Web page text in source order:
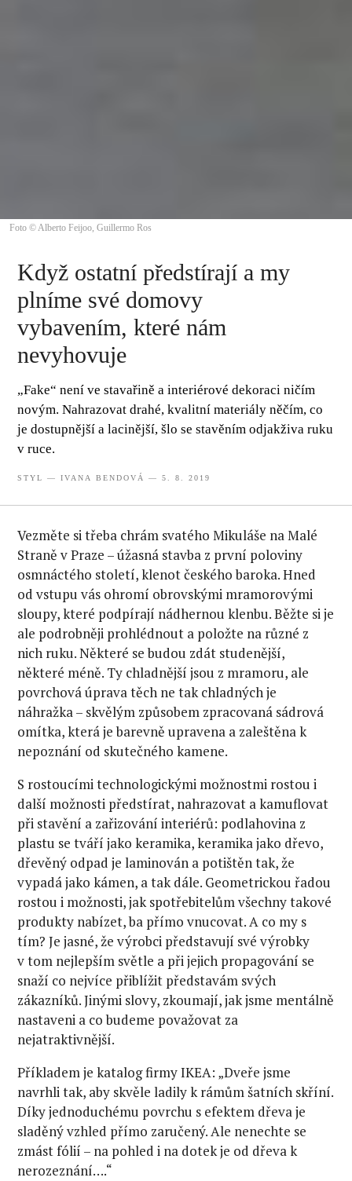
Foto © Alberto Feijoo, Guillermo Ros
Když ostatní předstírají a my
plníme své domovy
vybavením, které nám
nevyhovuje
„Fake“ není ve stavařině a interiérové dekoraci ničím
novým. Nahrazovat drahé, kvalitní materiály něčím, co
je dostupnější a lacinější, šlo se stavěním odjakživa ruku
v ruce.
STYL —IVANA BENDOVÁ — 5. 8. 2019
Vezměte si třeba chrám svatého Mikuláše na Malé
Straně v Praze – úžasná stavba z první poloviny
osmnáctého století, klenot českého baroka. Hned
od vstupu vás ohromí obrovskými mramorovými
sloupy, které podpírají nádhernou klenbu. Běžte si je
ale podrobněji prohlédnout a položte na různé z
nich ruku. Některé se budou zdát studenější,
některé méně. Ty chladnější jsou z mramoru, ale
povrchová úprava těch ne tak chladných je
náhražka – skvělým způsobem zpracovaná sádrová
omítka, která je barevně upravena a zaleštěna k
nepoznání od skutečného kamene.
S rostoucími technologickými možnostmi rostou i
další možnosti předstírat, nahrazovat a kamuflovat
při stavění a zařizování interiérů: podlahovina z
plastu se tváří jako keramika, keramika jako dřevo,
dřevěný odpad je laminován a potištěn tak, že
vypadá jako kámen, a tak dále. Geometrickou řadou
rostou i možnosti, jak spotřebitelům všechny takové
produkty nabízet, ba přímo vnucovat. A co my s
tím? Je jasné, že výrobci představují své výrobky
v tom nejlepším světle a při jejich propagování se
snaží co nejvíce přiblížit představám svých
zákazníků. Jinými slovy, zkoumají, jak jsme mentálně
nastaveni a co budeme považovat za
nejatraktivnější.
Příkladem je katalog firmy IKEA: „Dveře jsme
navrhli tak, aby skvěle ladily k rámům šatních skříní.
Díky jednoduchému povrchu s efektem dřeva je
sladěný vzhled přímo zaručený. Ale nenechte se
zmást fólií – na pohled i na dotek je od dřeva k
nerozeznání….“